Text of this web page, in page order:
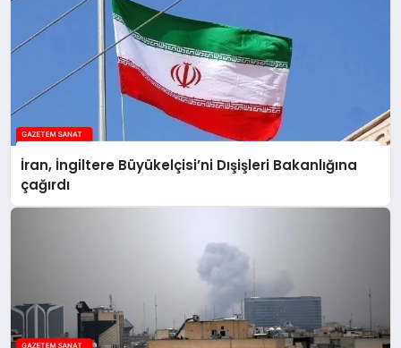
İran, İngiltere Büyükelçisi’ni Dışişleri Bakanlığına
çağırdı